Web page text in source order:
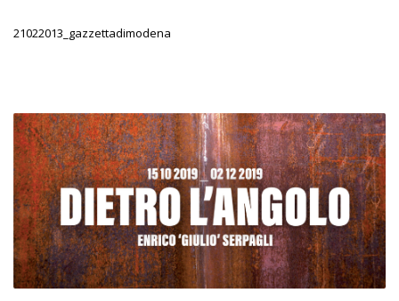
21022013_gazzettadimodena